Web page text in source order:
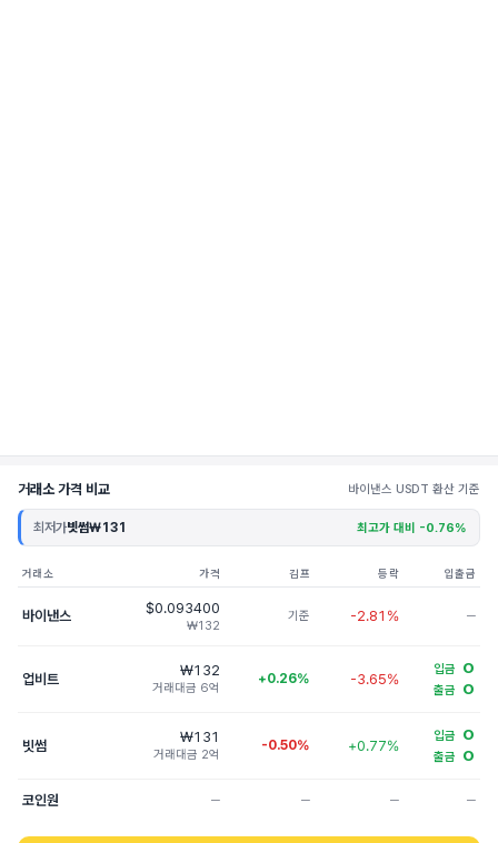
거래소 가격 비교 바이낸스 USDT 환산 기준
최저가빗썸₩131 최고가 대비 -0.76%
거래소 가격 김프 등락 입출금
바이낸스 $0.093400
₩132
기준 -2.81% ─
업비트
₩132
거래대금 6억
+0.26% -3.65%
입금 O
출금 O
빗썸
₩131
거래대금 2억
-0.50% +0.77%
입금 O
출금 O
코인원 ─ ─ ─ ─